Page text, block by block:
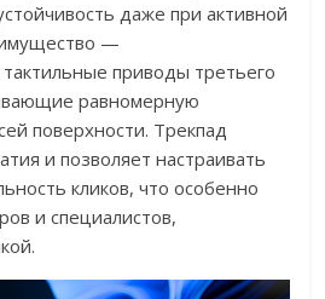
даже при активной
—
приводы третьего
равномерную
поверхности. Трекпад
и позволяет настраивать
кликов, что особенно
и специалистов,